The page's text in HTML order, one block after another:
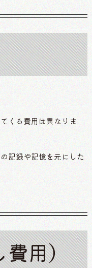
くる費用は異なりま
記録や記憶を元にした
費用）